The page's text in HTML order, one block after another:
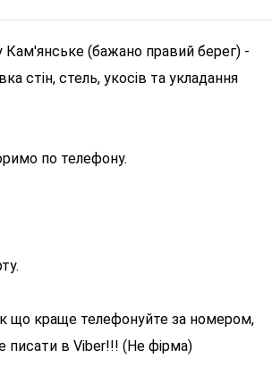
Кам'янське (бажано правий берег) -
стін, стель, укосів та укладання
по телефону.
що краще телефонуйте за номером,
писати в Viber!!! (Не фірма)